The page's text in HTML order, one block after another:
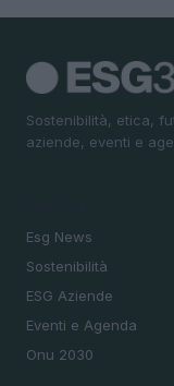
Sostenibilità, etica,
aziende, eventi e
Esg News
Sostenibilità
ESG Aziende
Eventi e Agenda
Onu 2030